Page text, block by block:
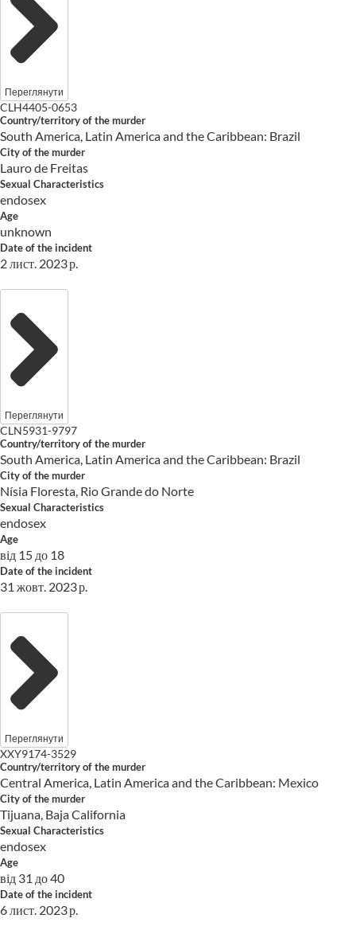
Переглянути
CLH4405-0653
Country/territory of the murder
South America, Latin America and the Caribbean: Brazil
City of the murder
Lauro de Freitas
Sexual Characteristics
endosex
Age
unknown
Date of the incident
2 лист. 2023 р.
Переглянути
CLN5931-9797
Country/territory of the murder
South America, Latin America and the Caribbean: Brazil
City of the murder
Nísia Floresta, Rio Grande do Norte
Sexual Characteristics
endosex
Age
від 15 до 18
Date of the incident
31 жовт. 2023 р.
Переглянути
XXY9174-3529
Country/territory of the murder
Central America, Latin America and the Caribbean: Mexico
City of the murder
Tijuana, Baja California
Sexual Characteristics
endosex
Age
від 31 до 40
Date of the incident
6 лист. 2023 р.